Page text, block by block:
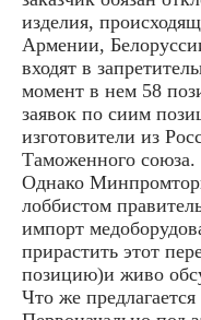
изделия,
Армении,
входят в
момент в нем 58
заявок по сиим
изготовители из
Таможенного союза.
Однако
лоббистом
импорт
прирастить этот
позицию)и живо
Что же